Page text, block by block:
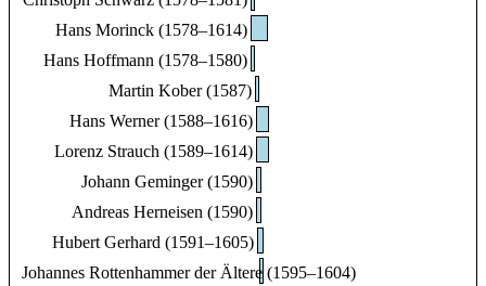
Hans Morinck (1578–1614)
Hans Hoffmann (1578–1580)
Martin Kober (1587)
Hans Werner (1588–1616)
Lorenz Strauch (1589–1614)
Johann Geminger (1590)
Andreas Herneisen (1590)
Hubert Gerhard (1591–1605)
Johannes Rottenhammer der Ältere (1595–1604)